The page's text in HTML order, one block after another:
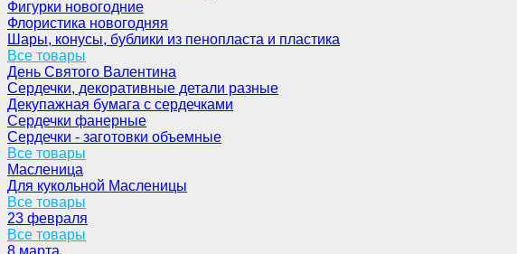
Фигурки новогодние
Флористика новогодняя
Шары, конусы, бублики из пенопласта и пластика
Все товары
День Святого Валентина
Сердечки, декоративные детали разные
Декупажная бумага с сердечками
Сердечки фанерные
Сердечки - заготовки объемные
Все товары
Масленица
Для кукольной Масленицы
Все товары
23 февраля
Все товары
8 марта